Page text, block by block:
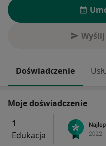
Doświadczenie
Moje doświadczenie
1
Edukacja